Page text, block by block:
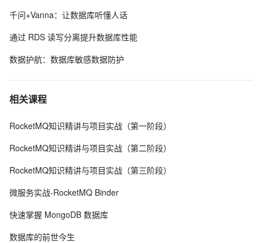
千问+Vanna：让数据库听懂人话
通过 RDS 读写分离提升数据库性能
数据护航：数据库敏感数据防护
相关课程
RocketMQ知识精讲与项目实战（第一阶段）
RocketMQ知识精讲与项目实战（第二阶段）
RocketMQ知识精讲与项目实战（第三阶段）
微服务实战-RocketMQ Binder
快速掌握 MongoDB 数据库
数据库的前世今生